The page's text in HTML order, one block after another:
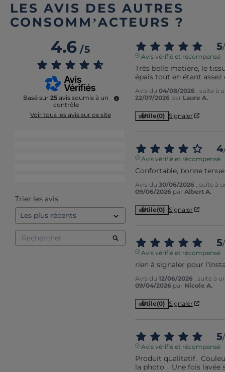
LES AVIS DES AUTRES
CONSOMM’ACTEURS ?
4.6/5
Basé sur 25 avis soumis à un
contrôle
Voir tous les avis sur ce site
20
0
Trier les avis
5/
Avis vérifié et récompensé
Très belle matière, le
épais tout en étant assez
Avis du 04/08/2026
, suite à
22/07/2026 par Laure A.
Utile(0) Signaler
4
Avis vérifié et récompensé
Confortable, bonne tenue
Avis du 30/06/2026
, suite à
09/06/2026 par Albert A.
Utile(0) Signaler
5/
Avis vérifié et récompensé
rien à signaler pour
Avis du 12/06/2026
, suite à
09/04/2026 par Nicole A.
Utile(0) Signaler
5/
Avis vérifié et récompensé
Produit qualitatif.
la photo .  Une fois lavée